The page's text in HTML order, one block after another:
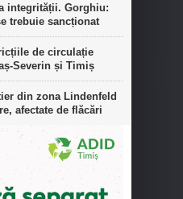
integrității. Gorghiu:
trebuie sancționat
de circulație
Severin și Timiș
din zona Lindenfeld
afectate de flăcări